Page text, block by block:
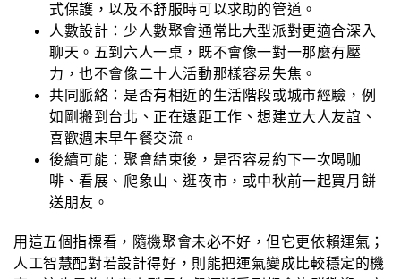
式保護，以及不舒服時可以求助的管道。
人數設計： 少人數聚會通常比大型派對更適合深入
聊天。五到六人一桌，既不會像一對一那麼有壓
力，也不會像二十人活動那樣容易失焦。
共同脈絡： 是否有相近的生活階段或城市經驗，例
如剛搬到台北、正在遠距工作、想建立大人友誼、
喜歡週末早午餐交流。
後續可能： 聚會結束後，是否容易約下一次喝咖
啡、看展、爬象山、逛夜市，或中秋前一起買月餅
送朋友。
用這五個指標看，隨機聚會未必不好，但它更依賴運氣；
人工智慧配對若設計得好，則能把運氣變成比較穩定的機